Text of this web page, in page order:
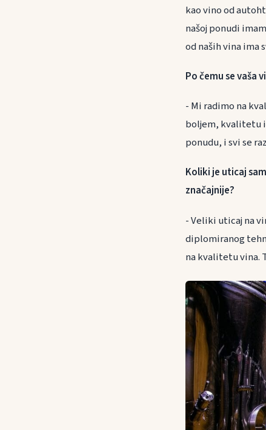
kao vino od
našoj ponudi
od naših vina ima
Po čemu se vaša
- Mi radimo na
boljem, kvalitetu
ponudu, i svi se
Koliki je uticaj
značajnije?
- Veliki uticaj na
diplomiranog
na kvalitetu vina.